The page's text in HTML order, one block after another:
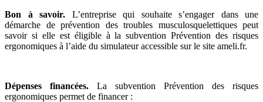
Bon à savoir. L’entreprise qui souhaite s’engager dans une
démarche de prévention des troubles musculosquelettiques peut
savoir si elle est éligible à la subvention Prévention des risques
ergonomiques à l’aide du simulateur accessible sur le site ameli.fr.
Dépenses financées. La subvention Prévention des risques
ergonomiques permet de financer :